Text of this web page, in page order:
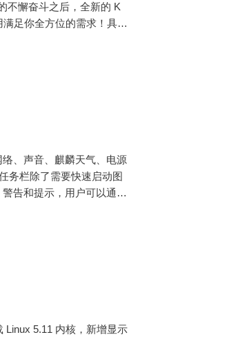
不懈奋斗之后，全新的 K
足你全方位的需求！具体
、声音、麒麟天气、电源
务栏除了需要快速启动图
告和提示，用户可以通过
Linux 5.11 内核，新增显示